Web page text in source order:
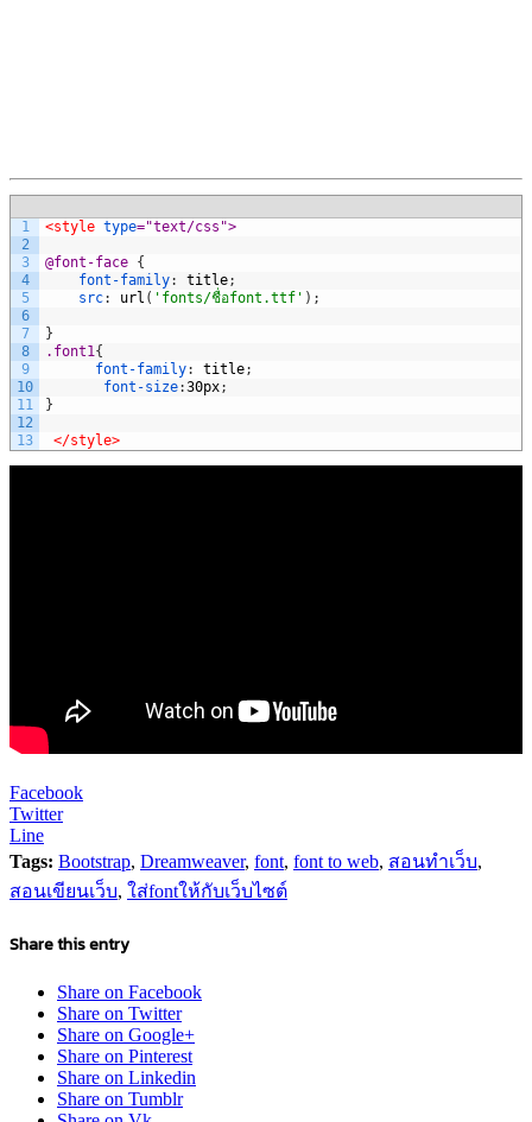
1
2
3
4
5
6
7
8
9
10
11
12
13
<style type="text/css">
@font-face {
font-family: title;
src: url ( 'fonts/ชื่อfont.ttf' ) ;
}
.font1{
font-family: title;
font-size:30px;
}
</style>
Facebook
Twitter
Line
Tags: Bootstrap, Dreamweaver, font, font to web, สอนทำเว็บ,
สอนเขียนเว็บ, ใส่fontให้กับเว็บไซต์
Share this entry
Share on Facebook
Share on Twitter
Share on Google+
Share on Pinterest
Share on Linkedin
Share on Tumblr